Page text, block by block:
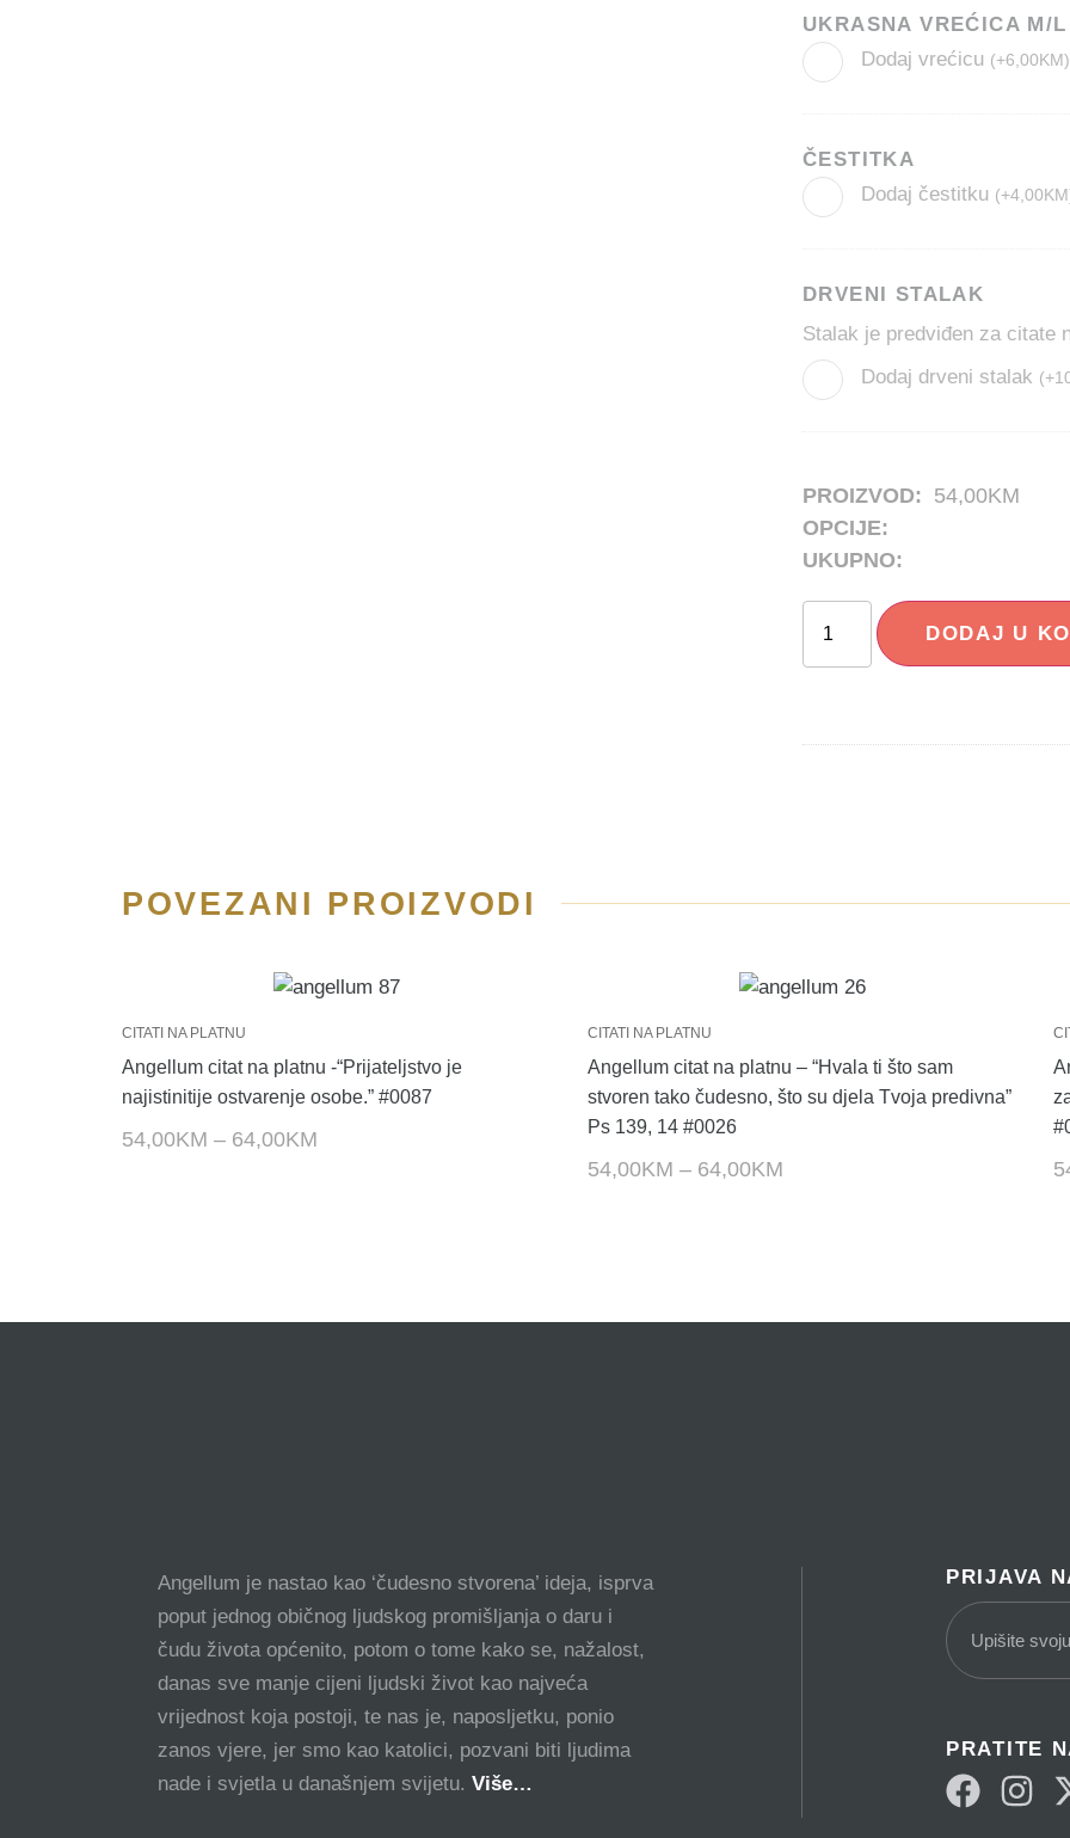
UKRASNA VREĆICA M/L
Dodaj vrećicu (+6,00 KM)
ČESTITKA
Dodaj čestitku (+4,00 KM
DRVENI STALAK
Stalak je predviđen za citate
Dodaj drveni stalak (+
PROIZVOD: 54,00KM
OPCIJE:
UKUPNO:
DODAJ U
POVEZANI PROIZVODI
CITATI NA PLATNU
Angellum citat na platnu -“Prijateljstvo je
najistinitije ostvarenje osobe.” #0087
54,00KM – 64,00KM
CITATI NA PLATNU
Angellum citat na platnu – “Hvala ti što sam
stvoren tako čudesno, što su djela Tvoja predivna”
Ps 139, 14 #0026
54,00KM – 64,00KM
Angellum je nastao kao ‘čudesno stvorena’ ideja, isprva
poput jednog običnog ljudskog promišljanja o daru i
čudu života općenito, potom o tome kako se, nažalost,
danas sve manje cijeni ljudski život kao najveća
vrijednost koja postoji, te nas je, naposljetku, ponio
zanos vjere, jer smo kao katolici, pozvani biti ljudima
nade i svjetla u današnjem svijetu. Više…
PRIJAVA
PRATITE